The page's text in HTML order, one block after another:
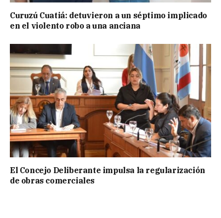
Curuzú Cuatiá: detuvieron a un séptimo implicado
en el violento robo a una anciana
El Concejo Deliberante impulsa la regularización
de obras comerciales